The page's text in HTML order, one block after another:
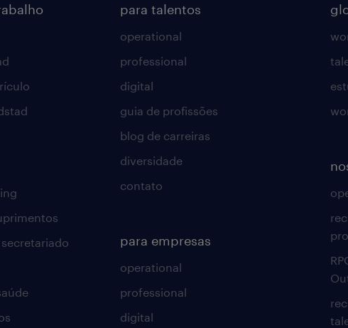
para talentos
operational
professional
digital
guia de profissões
blog de carreiras
diversidade
contato
para empresas
operational
professional
digital